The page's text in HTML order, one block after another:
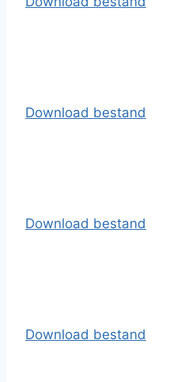
Download bestand
Download bestand
Download bestand